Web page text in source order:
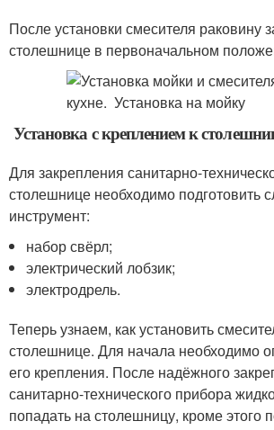
После установки смесителя раковину
столешнице в первоначальном
Установка с креплением к
Для закрепления санитарно-
столешнице необходимо подготовить
инструмент:
набор свёрл;
электрический лобзик;
электродрель.
Теперь узнаем, как установить
столешнице. Для начала необходимо
его крепления. После надёжного
санитарно-технического прибора
попадать на столешницу, кроме этого